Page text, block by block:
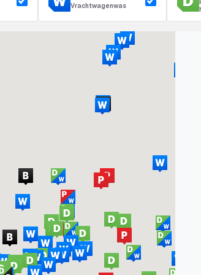
Vrachtwagenwas